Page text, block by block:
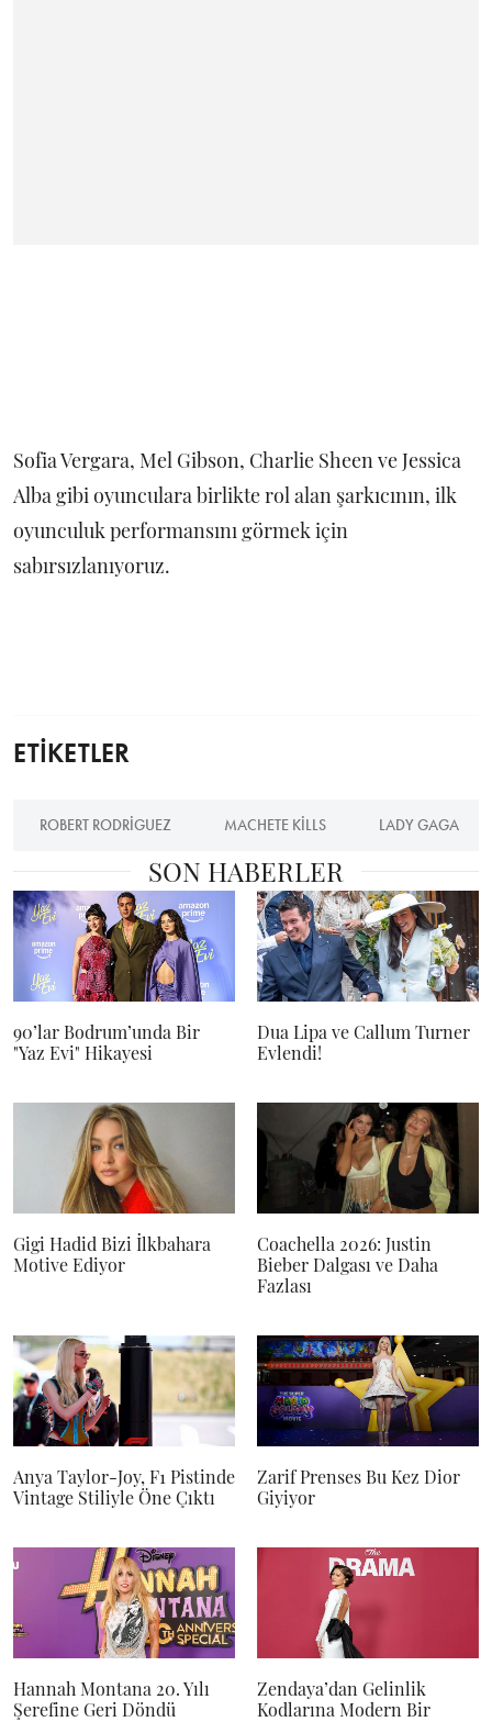
Sofia Vergara, Mel Gibson, Charlie Sheen ve Jessica
Alba gibi oyunculara birlikte rol alan şarkıcının, ilk
oyunculuk performansını görmek için
sabırsızlanıyoruz.
ETİKETLER
ROBERT RODRIGUEZ MACHETE KILLS LADY GAGA
SON HABERLER
90’lar Bodrum’unda Bir
"Yaz Evi" Hikayesi
Dua Lipa ve Callum Turner
Evlendi!
Gigi Hadid Bizi İlkbahara
Motive Ediyor
Coachella 2026: Justin
Bieber Dalgası ve Daha
Fazlası
Anya Taylor-Joy, F1 Pistinde
Vintage Stiliyle Öne Çıktı
Zarif Prenses Bu Kez Dior
Giyiyor
Hannah Montana 20. Yılı
Şerefine Geri Döndü
Zendaya’dan Gelinlik
Kodlarına Modern Bir